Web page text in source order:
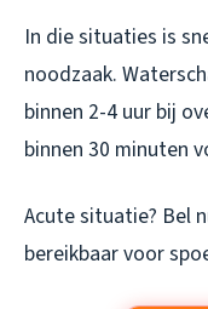
In die situaties is
noodzaak.
binnen 2-4 uur bij
binnen 30 minuten
Acute situatie? Bel
bereikbaar voor